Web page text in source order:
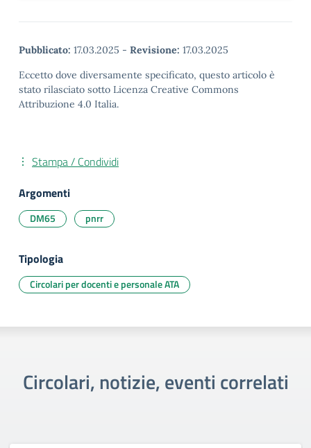
Pubblicato: 17.03.2025 - Revisione: 17.03.2025
Eccetto dove diversamente specificato, questo articolo è
stato rilasciato sotto Licenza Creative Commons
Attribuzione 4.0 Italia.
Stampa / Condividi
Argomenti
DM65 pnrr
Tipologia
Circolari per docenti e personale ATA
Circolari, notizie, eventi correlati